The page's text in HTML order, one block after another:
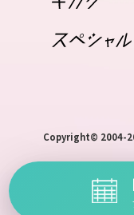
16
fri
18
Copyright© 2004-